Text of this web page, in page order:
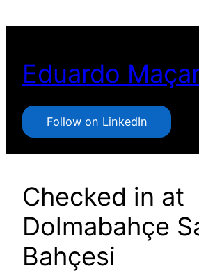
conteúdo
Eduardo
Follow on LinkedIn
Checked in at
Dolmabahçe
Bahçesi